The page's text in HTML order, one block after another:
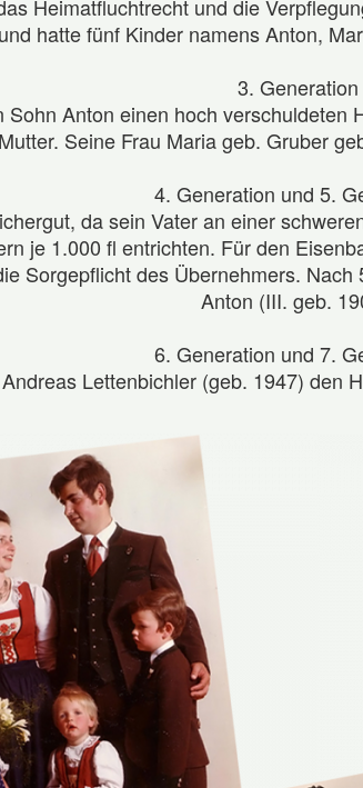
Heimatfluchtrecht und die
und hatte fünf Kinder namens Anton,
3. Generation
Anton einen hoch
Seine Frau Maria geb. Gruber
4. Generation und 5.
da sein Vater an einer
je 1.000 fl entrichten. Für den
Sorgepflicht des Übernehmers.
Anton (III. geb.
6. Generation und 7.
Lettenbichler (geb. 1947)